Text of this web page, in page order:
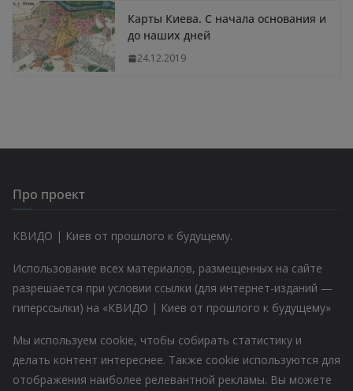
Карты Киева. С начала основания и
до наших дней
24.12.2019
Про проект
КВИДО | Киев от прошлого к будущему.
Использование всех материалов, размещенных на сайте
разрешается при условии ссылки (для интернет-изданий —
гиперссылки) на «КВИДО | Киев от прошлого к будущему»
Мы используем cookie, чтобы собирать статистику и
делать контент интереснее. Также cookie используются для
отображения наиболее релевантной рекламы. Вы можете